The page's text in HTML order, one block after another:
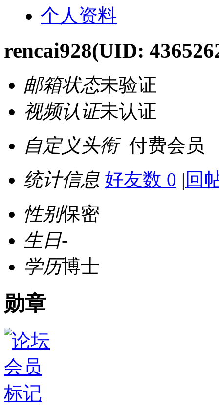
个人资料
rencai928(UID:
邮箱状态未验证
视频认证未认证
自定义头衔 付费会员
统计信息 好友数 0 | 回
性别保密
生日-
学历博士
勋章